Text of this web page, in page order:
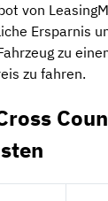
von
Ersparnis
zu
zu fahren.